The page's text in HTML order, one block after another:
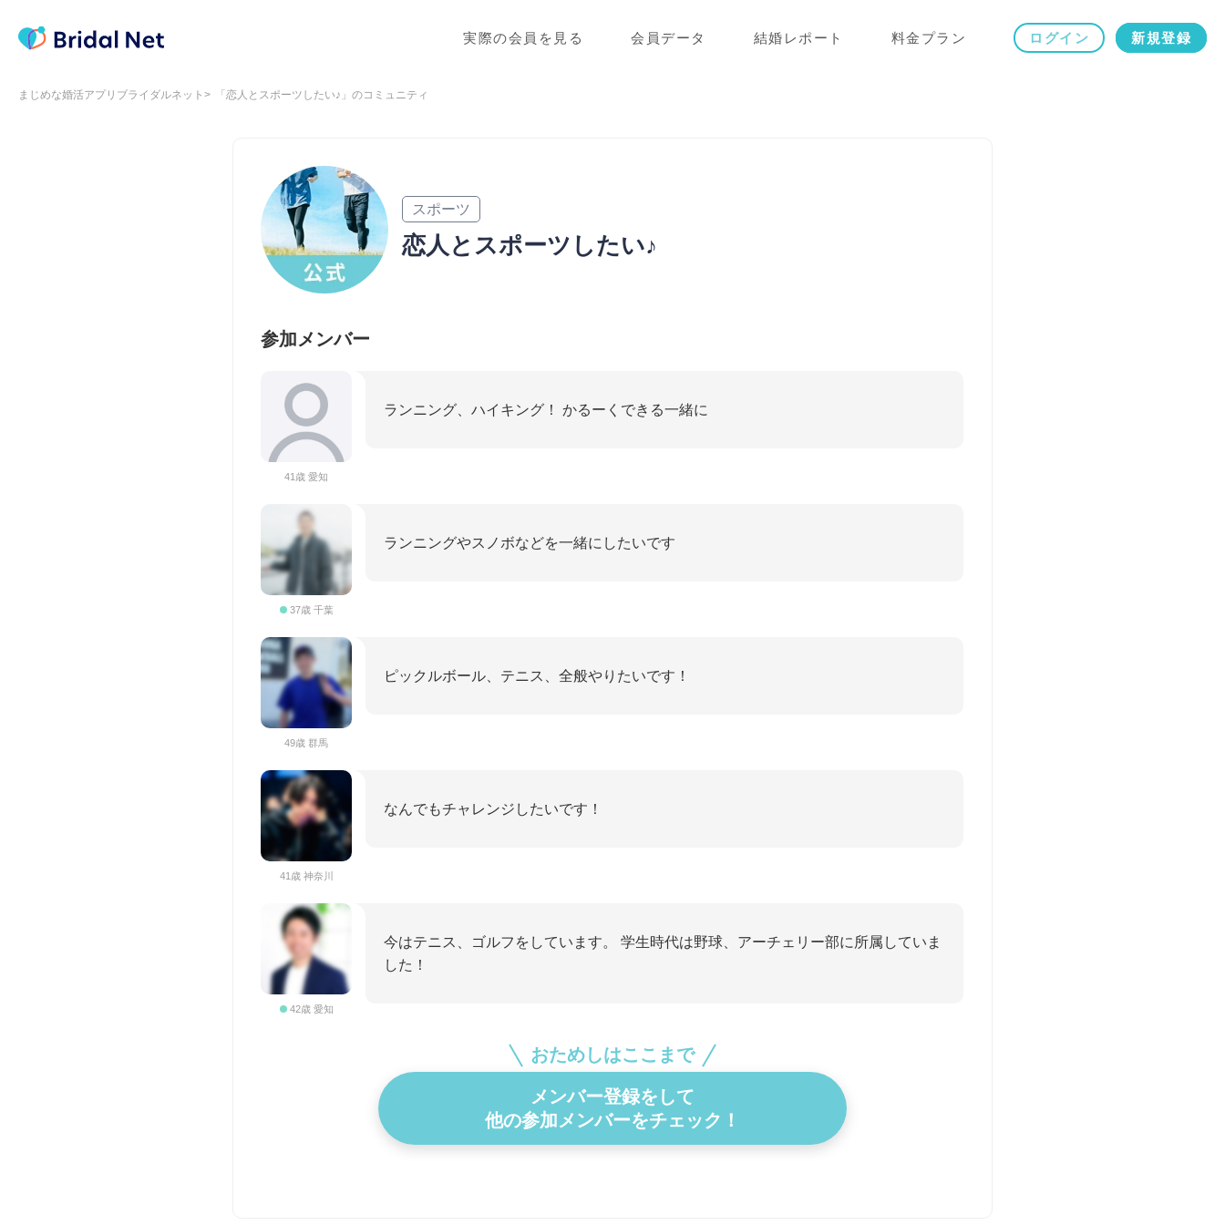
実際の会員を見る 会員データ 結婚レポート 料金プラン ログイン 新規登録
まじめな婚活アプリブライダルネット 「恋人とスポーツしたい♪」のコミュニティ
スポーツ
恋人とスポーツしたい♪
参加メンバー
41歳 愛知
ランニング、ハイキング！ かるーくできる一緒に
37歳 千葉
ランニングやスノボなどを一緒にしたいです
49歳 群馬
ピックルボール、テニス、全般やりたいです！
41歳 神奈川
なんでもチャレンジしたいです！
42歳 愛知
今はテニス、ゴルフをしています。 学生時代は野球、アーチェリー部に所属していま
した！
おためしはここまで
メンバー登録をして
他の参加メンバーをチェック！